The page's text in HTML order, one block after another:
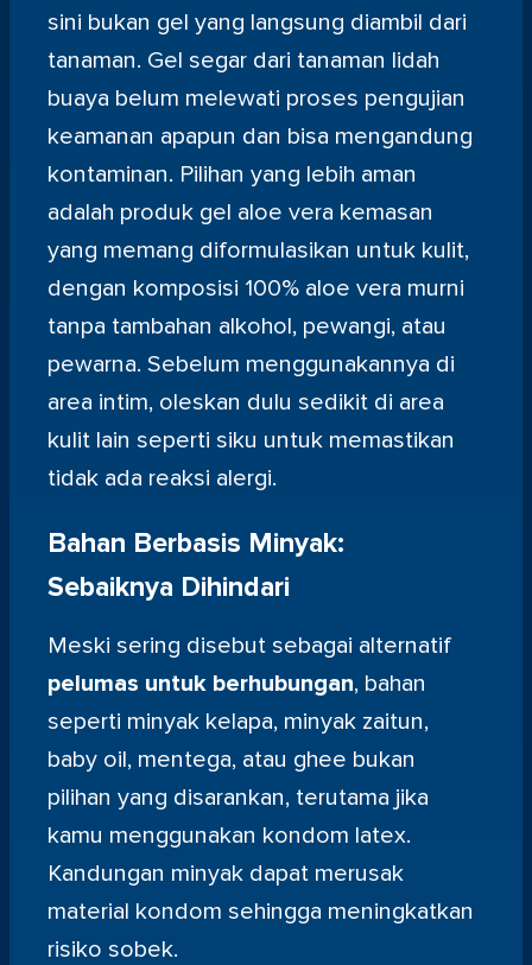
sini bukan gel yang langsung diambil dari
tanaman. Gel segar dari tanaman lidah
buaya belum melewati proses pengujian
keamanan apapun dan bisa mengandung
kontaminan. Pilihan yang lebih aman
adalah produk gel aloe vera kemasan
yang memang diformulasikan untuk kulit,
dengan komposisi 100% aloe vera murni
tanpa tambahan alkohol, pewangi, atau
pewarna. Sebelum menggunakannya di
area intim, oleskan dulu sedikit di area
kulit lain seperti siku untuk memastikan
tidak ada reaksi alergi.
Bahan Berbasis Minyak:
Sebaiknya Dihindari
Meski sering disebut sebagai alternatif
pelumas untuk berhubungan, bahan
seperti minyak kelapa, minyak zaitun,
baby oil, mentega, atau ghee bukan
pilihan yang disarankan, terutama jika
kamu menggunakan kondom latex.
Kandungan minyak dapat merusak
material kondom sehingga meningkatkan
risiko sobek.